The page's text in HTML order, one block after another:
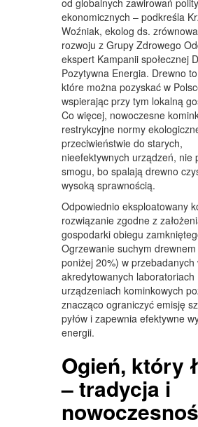
od globalnych zawirowań
ekonomicznych – podkreśla
Woźniak, ekolog ds.
rozwoju z Grupy Zdrowego
ekspert Kampanii społecznej
Pozytywna Energia. Drewno
które można pozyskać w
wspierając przy tym lokalną
Co więcej, nowoczesne
restrykcyjne normy
przeciwieństwie do starych,
nieefektywnych urządzeń, nie
smogu, bo spalają drewno
wysoką sprawnością.
Odpowiednio eksploatowany
rozwiązanie zgodne z
gospodarki obiegu
Ogrzewanie suchym
poniżej 20%) w przebadanych
akredytowanych laboratoriach
urządzeniach kominkowych
znacząco ograniczyć emisję
pyłów i zapewnia efektywne
energii.
Ogień, który
– tradycja i